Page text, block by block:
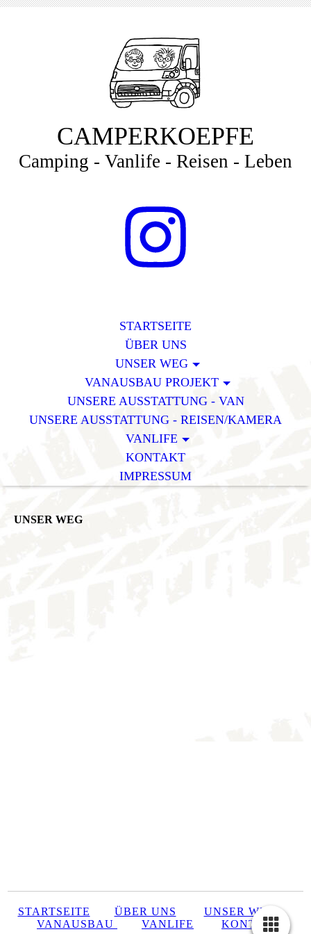
CAMPERKOEPFE
Camping - Vanlife - Reisen - Leben
STARTSEITE
ÜBER UNS
UNSER WEG
VANAUSBAU PROJEKT
UNSERE AUSSTATTUNG - VAN
UNSERE AUSSTATTUNG - REISEN/KAMERA
VANLIFE
KONTAKT
IMPRESSUM
UNSER WEG
STARTSEITE ÜBER UNS
UNSER WEG
VANAUSBAU
VANLIFE KONTAKT